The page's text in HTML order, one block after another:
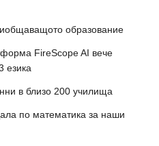
образование
FireScope AI вече
езика
в близо 200 училища
по математика за наши